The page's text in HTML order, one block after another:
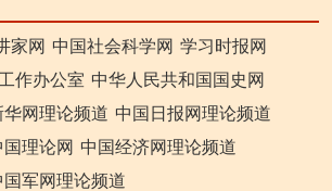
家网 中国社会科学网 学习时报网
作办公室 中华人民共和国国史网
华网理论频道 中国日报网理论频道
国理论网 中国经济网理论频道
国军网理论频道